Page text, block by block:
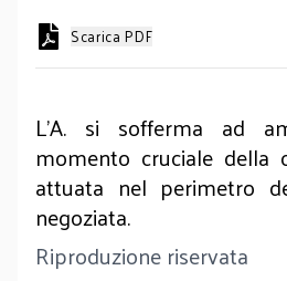
Scarica PDF
L’A. si sofferma ad
momento cruciale della
attuata nel perimetro
negoziata.
Riproduzione riservata